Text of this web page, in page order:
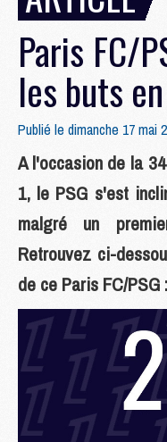
Paris FC/
les buts
Publié le dimanche 17 mai
A l'occasion de la
1, le PSG s'est
malgré un
Retrouvez ci-
de ce Paris FC/PSG :